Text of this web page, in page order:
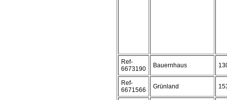
Ref-
6673190
Bauernhaus
Ref-
6671566
Grünland